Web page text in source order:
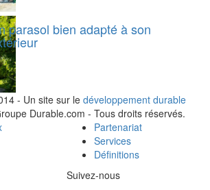
parasol bien adapté à son
- Un site sur le développement durable
Durable.com - Tous droits réservés.
Partenariat
Services
Définitions
Suivez-nous